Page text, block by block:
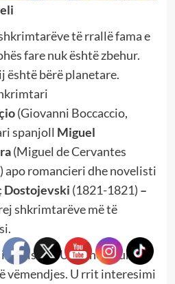
të rrallë fama e
fare nuk është zbehur.
është bërë planetare.
(Giovanni Boccaccio,
spanjoll Miguel
(Miguel de Cervantes
apo romancieri dhe novelisti
Dostojevski (1821-1821) –
shkrimtarëve më të
Rusisë në Ukrainë e vuri
vëmendjes. U rrit interesimi